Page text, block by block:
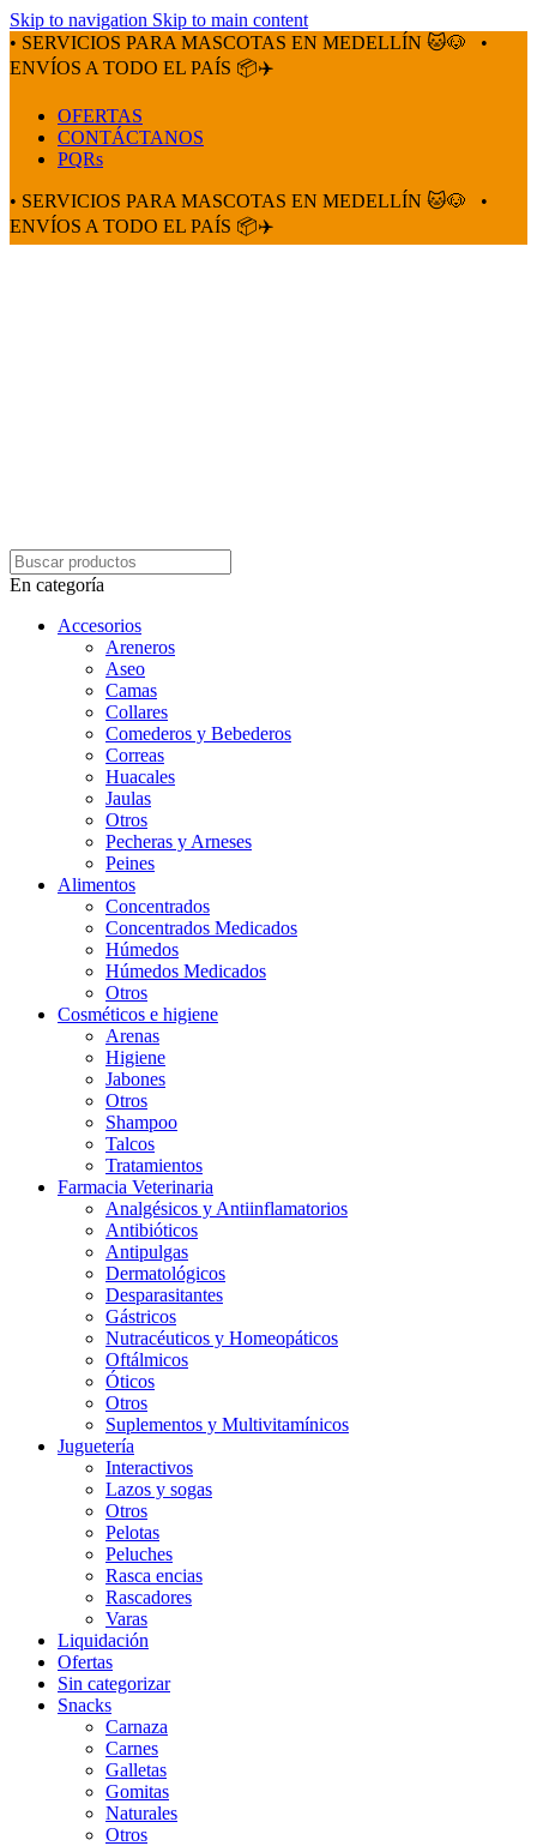
Skip to navigation Skip to main content
• SERVICIOS PARA MASCOTAS EN MEDELLÍN 🐱🐶
•
ENVÍOS A TODO EL PAÍS 📦✈️
OFERTAS
CONTÁCTANOS
PQRs
• SERVICIOS PARA MASCOTAS EN MEDELLÍN 🐱🐶
•
ENVÍOS A TODO EL PAÍS 📦✈️
En categoría
Accesorios
Areneros
Aseo
Camas
Collares
Comederos y Bebederos
Correas
Huacales
Jaulas
Otros
Pecheras y Arneses
Peines
Alimentos
Concentrados
Concentrados Medicados
Húmedos
Húmedos Medicados
Otros
Cosméticos e higiene
Arenas
Higiene
Jabones
Otros
Shampoo
Talcos
Tratamientos
Farmacia Veterinaria
Analgésicos y Antiinflamatorios
Antibióticos
Antipulgas
Dermatológicos
Desparasitantes
Gástricos
Nutracéuticos y Homeopáticos
Oftálmicos
Óticos
Otros
Suplementos y Multivitamínicos
Juguetería
Interactivos
Lazos y sogas
Otros
Pelotas
Peluches
Rasca encias
Rascadores
Varas
Liquidación
Ofertas
Sin categorizar
Snacks
Carnaza
Carnes
Galletas
Gomitas
Naturales
Otros